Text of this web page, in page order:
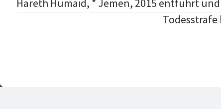
Hareth Humaid, * Jemen, 2015 entführt